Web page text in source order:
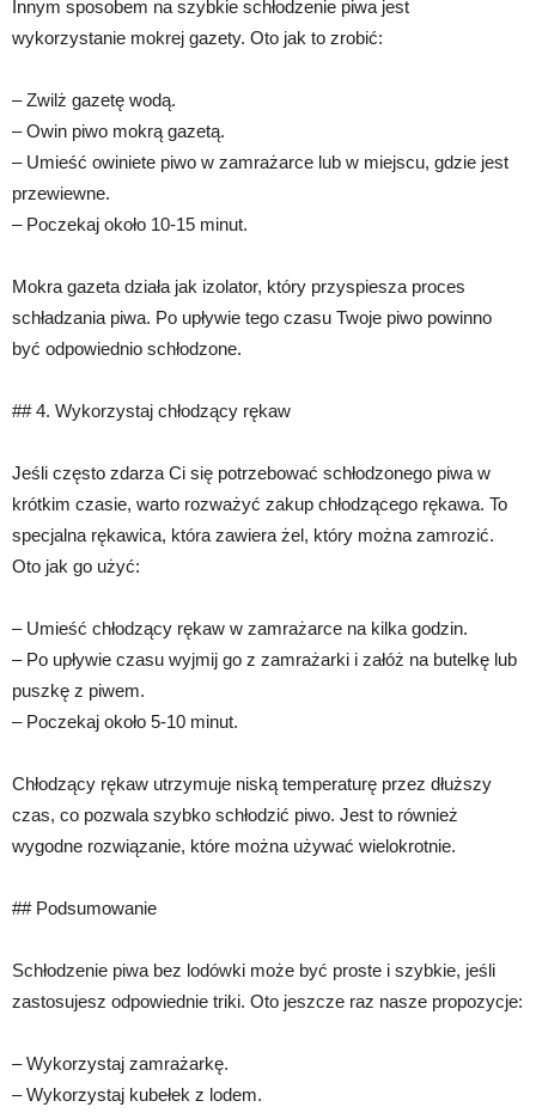
Innym sposobem na szybkie schłodzenie piwa jest
wykorzystanie mokrej gazety. Oto jak to zrobić:
– Zwilż gazetę wodą.
– Owin piwo mokrą gazetą.
– Umieść owiniete piwo w zamrażarce lub w miejscu, gdzie jest
przewiewne.
– Poczekaj około 10-15 minut.
Mokra gazeta działa jak izolator, który przyspiesza proces
schładzania piwa. Po upływie tego czasu Twoje piwo powinno
być odpowiednio schłodzone.
## 4. Wykorzystaj chłodzący rękaw
Jeśli często zdarza Ci się potrzebować schłodzonego piwa w
krótkim czasie, warto rozważyć zakup chłodzącego rękawa. To
specjalna rękawica, która zawiera żel, który można zamrozić.
Oto jak go użyć:
– Umieść chłodzący rękaw w zamrażarce na kilka godzin.
– Po upływie czasu wyjmij go z zamrażarki i załóż na butelkę lub
puszkę z piwem.
– Poczekaj około 5-10 minut.
Chłodzący rękaw utrzymuje niską temperaturę przez dłuższy
czas, co pozwala szybko schłodzić piwo. Jest to również
wygodne rozwiązanie, które można używać wielokrotnie.
## Podsumowanie
Schłodzenie piwa bez lodówki może być proste i szybkie, jeśli
zastosujesz odpowiednie triki. Oto jeszcze raz nasze propozycje:
– Wykorzystaj zamrażarkę.
– Wykorzystaj kubełek z lodem.